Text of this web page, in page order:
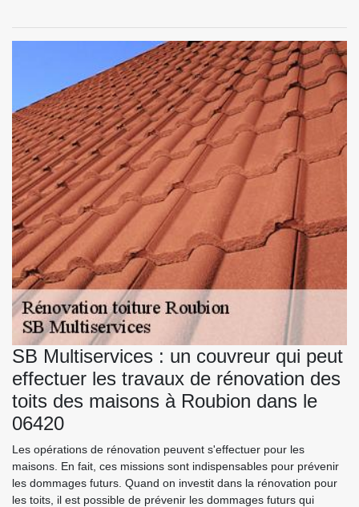
SB Multiservices : un couvreur qui peut
effectuer les travaux de rénovation des
toits des maisons à Roubion dans le
06420
Les opérations de rénovation peuvent s'effectuer pour les
maisons. En fait, ces missions sont indispensables pour prévenir
les dommages futurs. Quand on investit dans la rénovation pour
les toits, il est possible de prévenir les dommages futurs qui